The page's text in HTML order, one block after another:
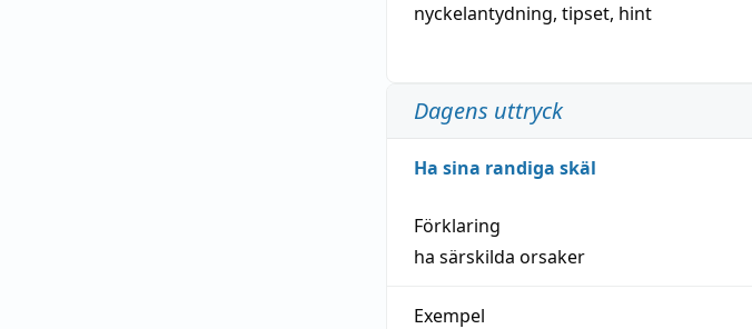
nyckelantydning, tipset, hint
Dagens uttryck
Ha sina randiga skäl
Förklaring
ha särskilda orsaker
Exempel